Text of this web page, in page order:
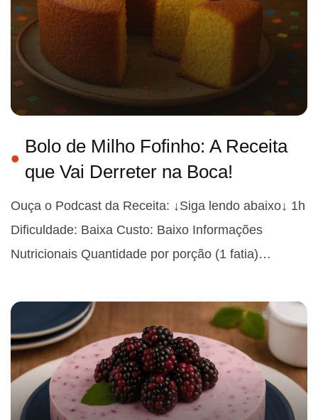
Bolo de Milho Fofinho: A Receita
que Vai Derreter na Boca!
Ouça o Podcast da Receita: ↓Siga lendo abaixo↓ 1h
Dificuldade: Baixa Custo: Baixo Informações
Nutricionais Quantidade por porção (1 fatia)…